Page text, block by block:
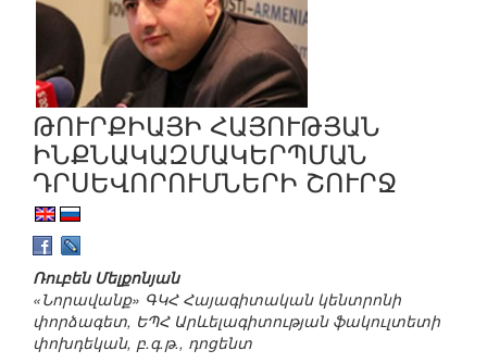
ԹՈՒՐՔԻԱՅԻ ՀԱՅՈՒԹՅԱՆ
ԻՆՔՆԱԿԱԶՄԱԿԵՐՊՄԱՆ
ԴՐՍԵՎՈՐՈՒՄՆԵՐԻ ՇՈՒՐՋ
Ռուբեն Մելքոնյան
«Նորավանք» ԳԿՀ Հայագիտական կենտրոնի
փորձագետ, ԵՊՀ Արևելագիտության ֆակուլտետի
փոխդեկան, բ.գ.թ., դոցենտ